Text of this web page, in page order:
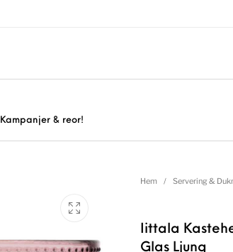
Kampanjer & reor!
Hem / Servering &
Iittala
Glas Ljung